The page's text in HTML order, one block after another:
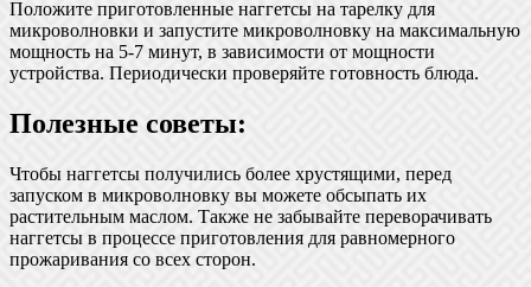
Положите приготовленные наггетсы на тарелку для
микроволновки и запустите микроволновку на максимальную
мощность на 5-7 минут, в зависимости от мощности
устройства. Периодически проверяйте готовность блюда.
Полезные советы:
Чтобы наггетсы получились более хрустящими, перед
запуском в микроволновку вы можете обсыпать их
растительным маслом. Также не забывайте переворачивать
наггетсы в процессе приготовления для равномерного
прожаривания со всех сторон.